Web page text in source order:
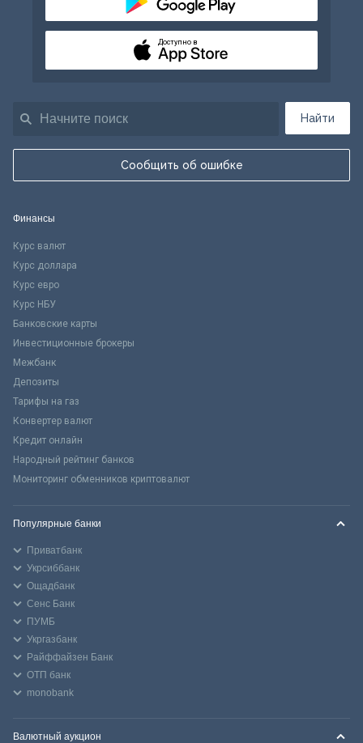
Найти
Сообщить об ошибке
Доступно в
Финансы
Курс валют
Курс доллара
Курс евро
Курс НБУ
Банковские карты
Инвестиционные брокеры
Межбанк
Депозиты
Тарифы на газ
Конвертер валют
Кредит онлайн
Народный рейтинг банков
Мониторинг обменников криптовалют
Популярные банки
Приватбанк
Укрсиббанк
Ощадбанк
Сенс Банк
ПУМБ
Укргазбанк
Райффайзен Банк
ОТП банк
monobank
Валютный аукцион